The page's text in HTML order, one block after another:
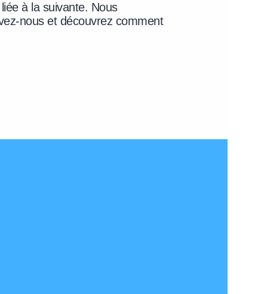
à la suivante. Nous
nous et découvrez comment